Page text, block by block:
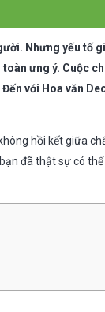
Nhưng yếu tố
ưng ý. Cuộc
với Hoa văn
hồi kết giữa
đã thật sự có thể